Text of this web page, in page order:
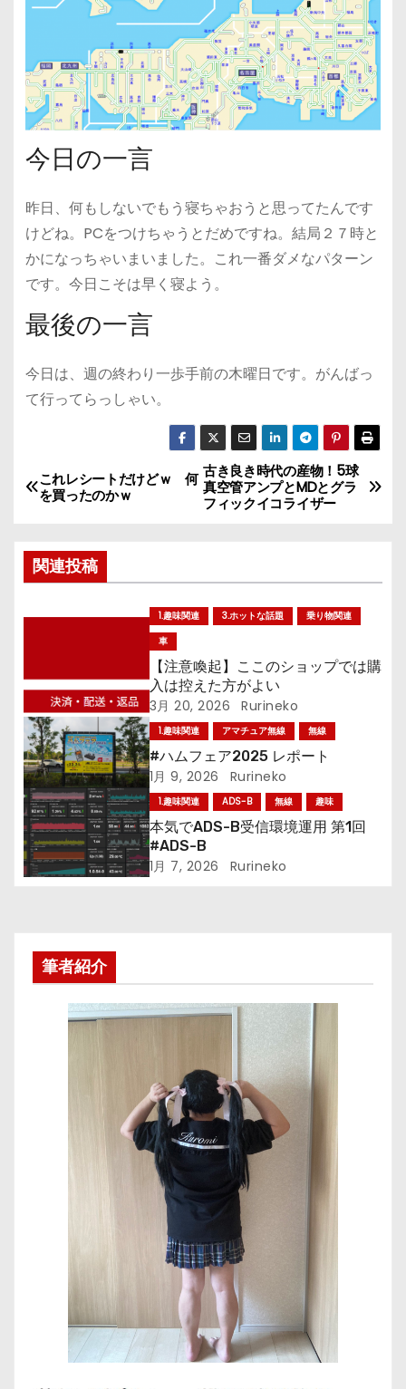
今日の一言
昨日、何もしないでもう寝ちゃおうと思ってたんです
けどね。PCをつけちゃうとだめですね。結局２７時と
かになっちゃいまいました。これ一番ダメなパターン
です。今日こそは早く寝よう。
最後の一言
今日は、週の終わり一歩手前の木曜日です。がんばっ
て行ってらっしゃい。
投
ナ
ビ
ー
シ
ョ
ン
古き良き時代の産物！5球
真空管アンプとMDとグラ
フィックイコライザー
これレシートだけどｗ 何
を買ったのかｗ
関連投稿
1.趣味関連 3.ホットな話題
乗り物関連
車
【注意喚起】ここのショップでは購
入は控えた方がよい
3月 20, 2026 Rurineko
1.趣味関連 アマチュア無線 無線
#ハムフェア2025 レポート
1月 9, 2026 Rurineko
1.趣味関連 ADS-B 無線 趣味
本気でADS-B受信環境運用 第1回
#ADS-B
1月 7, 2026 Rurineko
筆者紹介